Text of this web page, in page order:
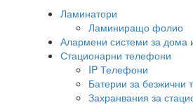
Ламинатори
Ламиниращо фолио
Алармени системи за дома
Стационарни телефони
IP Телефони
Батерии за безжични
Захранвания за